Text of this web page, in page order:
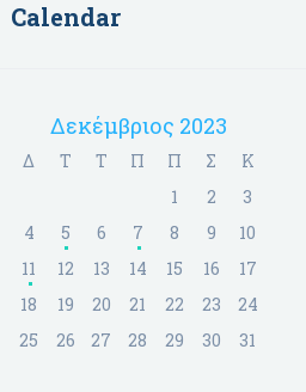
Calendar
Δεκέμβριος 2023
Δ Τ Τ Π Π Σ
Κ
1
2
3
4
5 6 7 8 9
10
11
12 13 14 15 16
17
18
19 20 21 22 23
24
25
26 27 28 29 30 31